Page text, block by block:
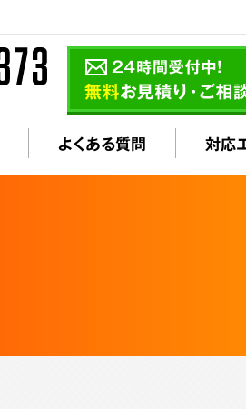
よくある質問 対応